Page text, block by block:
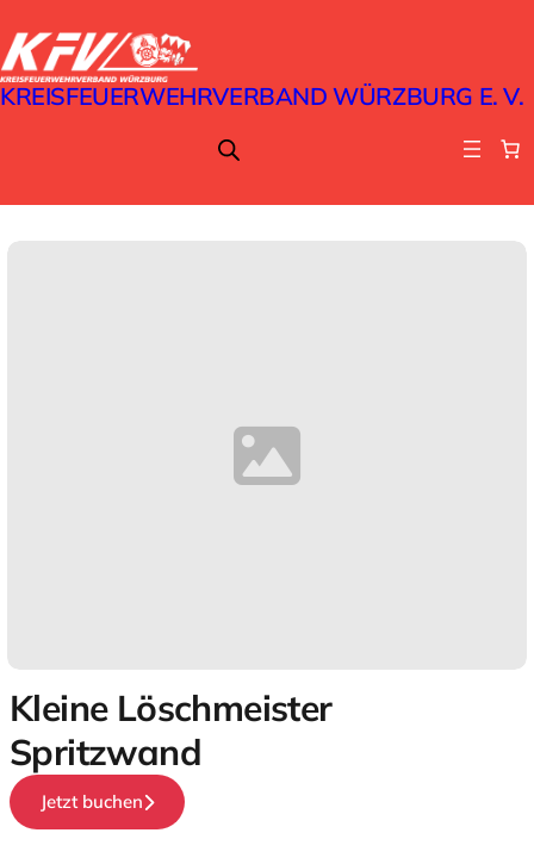
KREISFEUERWEHRVERBAND WÜRZBURG E. V.
Kleine Löschmeister
Spritzwand
Jetzt buchen